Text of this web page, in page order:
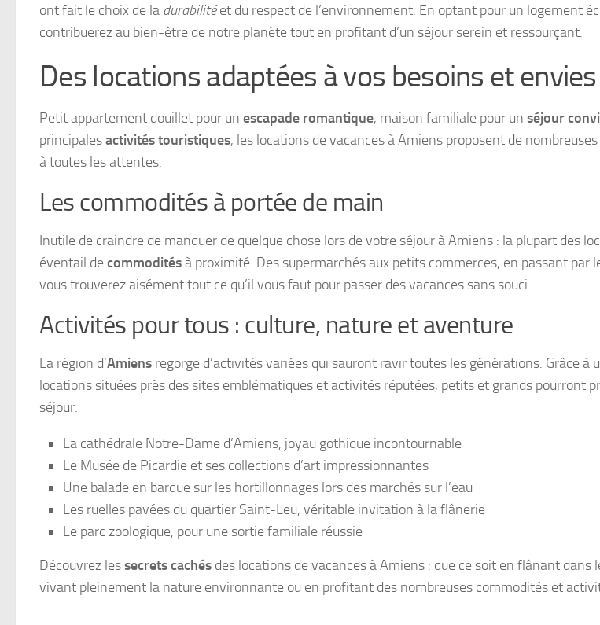
ont fait le choix de la durabilitéet du respect de l’environnement. En optant pour un logement
contribuerez au bien-être de notre planète tout en profitant d’un séjour serein et ressourçant.
Des locations adaptées à vos besoins et envies
Petit appartement douillet pour un escapade romantique, maison familiale pour un séjour
principalesactivités touristiques, les locations de vacances à Amiens proposent de
à toutes les attentes.
Les commodités à portée de main
Inutile de craindre de manquer de quelque chose lors de votre séjour à Amiens : la plupart des
éventail decommoditésà proximité. Des supermarchés aux petits commerces, en passant par
vous trouverez aisément tout ce qu’il vous faut pour passer des vacances sans souci.
Activités pour tous : culture, nature et aventure
La région d’Amiens regorge d’activités variées qui sauront ravir toutes les générations. Grâce à
locations situées près des sites emblématiques et activités réputées, petits et grands pourront
séjour.
La cathédrale Notre-Dame d’Amiens, joyau gothique incontournable
Le Musée de Picardie et ses collections d’art impressionnantes
Une balade en barque sur les hortillonnages lors des marchés sur l’eau
Les ruelles pavées du quartier Saint-Leu, véritable invitation à la flânerie
Le parc zoologique, pour une sortie familiale réussie
Découvrez lessecrets cachés des locations de vacances à Amiens : que ce soit en flânant dans
vivant pleinement la nature environnante ou en profitant des nombreuses commodités et